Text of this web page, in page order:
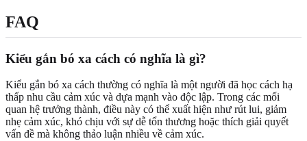
FAQ
Kiểu gắn bó xa cách có nghĩa là gì?
Kiểu gắn bó xa cách thường có nghĩa là một người đã học cách hạ
thấp nhu cầu cảm xúc và dựa mạnh vào độc lập. Trong các mối
quan hệ trưởng thành, điều này có thể xuất hiện như rút lui, giảm
nhẹ cảm xúc, khó chịu với sự dễ tổn thương hoặc thích giải quyết
vấn đề mà không thảo luận nhiều về cảm xúc.